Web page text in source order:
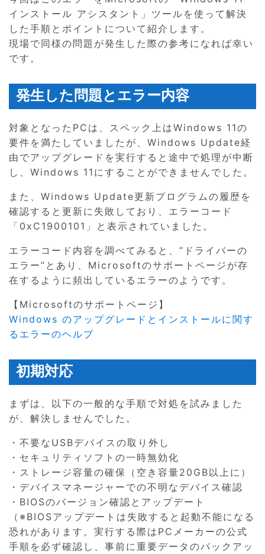
インストール アシスタント」ツールを使って解決
した手順とポイントについて紹介します。
現場で同様の問題が発生した際の参考になれば幸い
です。
発生した問題とエラー内容
対象となったPCは、スペック上はWindows 11の
要件を満たしていましたが、Windows Update経
由でアップグレードを実行すると途中で処理が中断
し、Windows 11にすることができませんでした。
また、Windows Update更新プログラムの履歴を
確認すると更新に失敗しており、エラーコード
「0xC1900101」と表示されていました。
エラーコード内容を調べてみると、”ドライバーの
エラー”とあり、Microsoftのサポートページが存
在するように頻出しているエラーのようです。
【Microsoftのサポートページ】
Windows のアップグレードとインストールに関す
るエラーのヘルプ
初期対応
まずは、以下の一般的な手順で対処を試みました
が、解決しませんでした。
・不要なUSBデバイスの取り外し
・セキュリティソフトの一時無効化
・ストレージ容量の確保（空き容量20GB以上に）
・デバイスマネージャーでの不明なデバイス確認
・BIOSのバージョン確認とアップデート
（※BIOSアップデートは失敗すると起動不能になる
恐れがあります。実行する際はPCメーカーの公式
手順を必ず確認し、事前に重要データのバックアッ